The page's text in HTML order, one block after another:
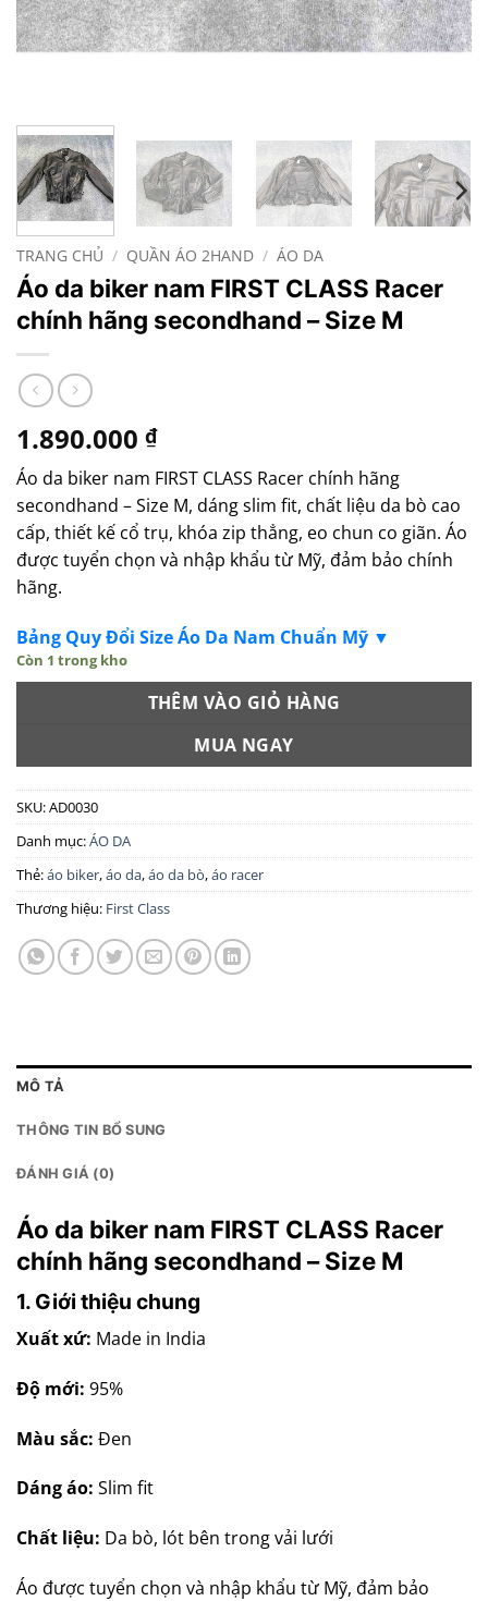
TRANG CHỦ / QUẦN ÁO 2HAND / ÁO DA
Áo da biker nam FIRST CLASS Racer
chính hãng secondhand – Size M
1.890.000 ₫
Áo da biker nam FIRST CLASS Racer chính hãng
secondhand – Size M, dáng slim fit, chất liệu da bò cao
cấp, thiết kế cổ trụ, khóa zip thẳng, eo chun co giãn. Áo
được tuyển chọn và nhập khẩu từ Mỹ, đảm bảo chính
hãng.
Bảng Quy Đổi Size Áo Da Nam Chuẩn Mỹ ▼
Còn 1 trong kho
THÊM VÀO GIỎ HÀNG
MUA NGAY
SKU:AD0030
Danh mục:ÁO DA
Thẻ:áo biker,áo da,áo da bò,áo racer
Thương hiệu: First Class
MÔ TẢ
THÔNG TIN BỔ SUNG
ĐÁNH GIÁ (0)
Áo da biker nam FIRST CLASS Racer
chính hãng secondhand – Size M
1. Giới thiệu chung
Xuất xứ: Made in India
Độ mới: 95%
Màu sắc: Đen
Dáng áo: Slim fit
Chất liệu: Da bò, lót bên trong vải lưới
Áo được tuyển chọn và nhập khẩu từ Mỹ, đảm bảo